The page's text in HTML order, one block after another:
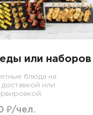
или наборов
блюда на
или
₽/чел.